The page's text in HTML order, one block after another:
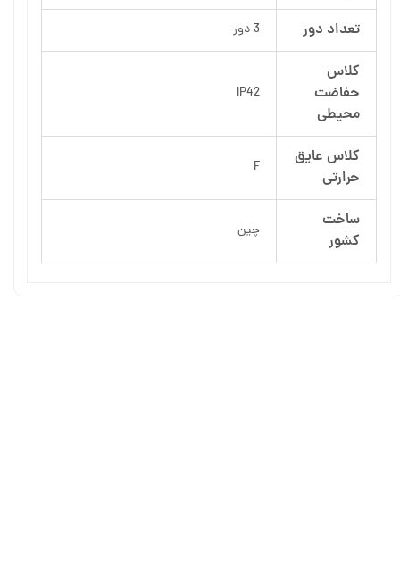
تعداد دور 3 دور
کلاس
حفاضت
محیطی
IP42
کلاس عایق
حرارتی
F
ساخت
کشور
چین